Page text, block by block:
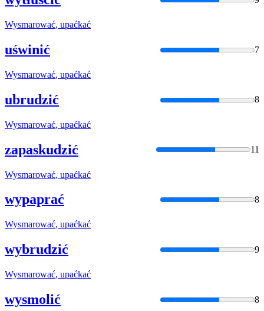
Wysmarować, upaćkać
uświnić 7
Wysmarować, upaćkać
ubrudzić 8
Wysmarować, upaćkać
zapaskudzić 11
Wysmarować, upaćkać
wypaprać 8
Wysmarować, upaćkać
wybrudzić 9
Wysmarować, upaćkać
wysmolić 8